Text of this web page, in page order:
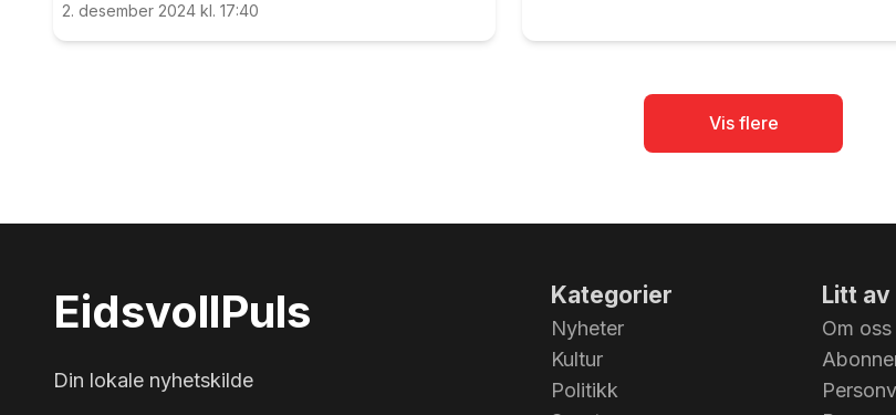
2. desember 2024 kl. 17:40
Vis flere
EidsvollPuls
Din lokale nyhetskilde
Kategorier
Nyheter
Kultur
Politikk
Litt
Om oss